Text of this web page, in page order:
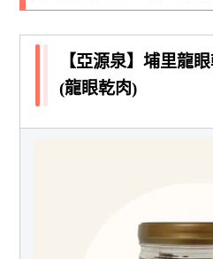
【亞源泉】埔里龍
(龍眼乾肉)